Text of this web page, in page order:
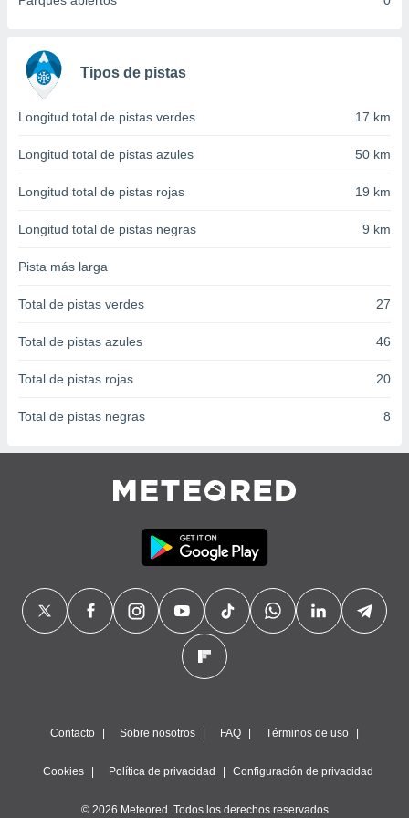
e
mediante
publicidad
1199
Tipos de pistas
Longitud total de pistas verdes 17 km
Longitud total de pistas azules 50 km
Longitud total de pistas rojas 19 km
Longitud total de pistas negras 9 km
Pista más larga
Total de pistas verdes 27
Total de pistas azules 46
Total de pistas rojas 20
Total de pistas negras 8
Contacto Sobre nosotros FAQ Términos de uso
Cookies Política de privacidad Configuración de privacidad
© 2026 Meteored. Todos los derechos reservados